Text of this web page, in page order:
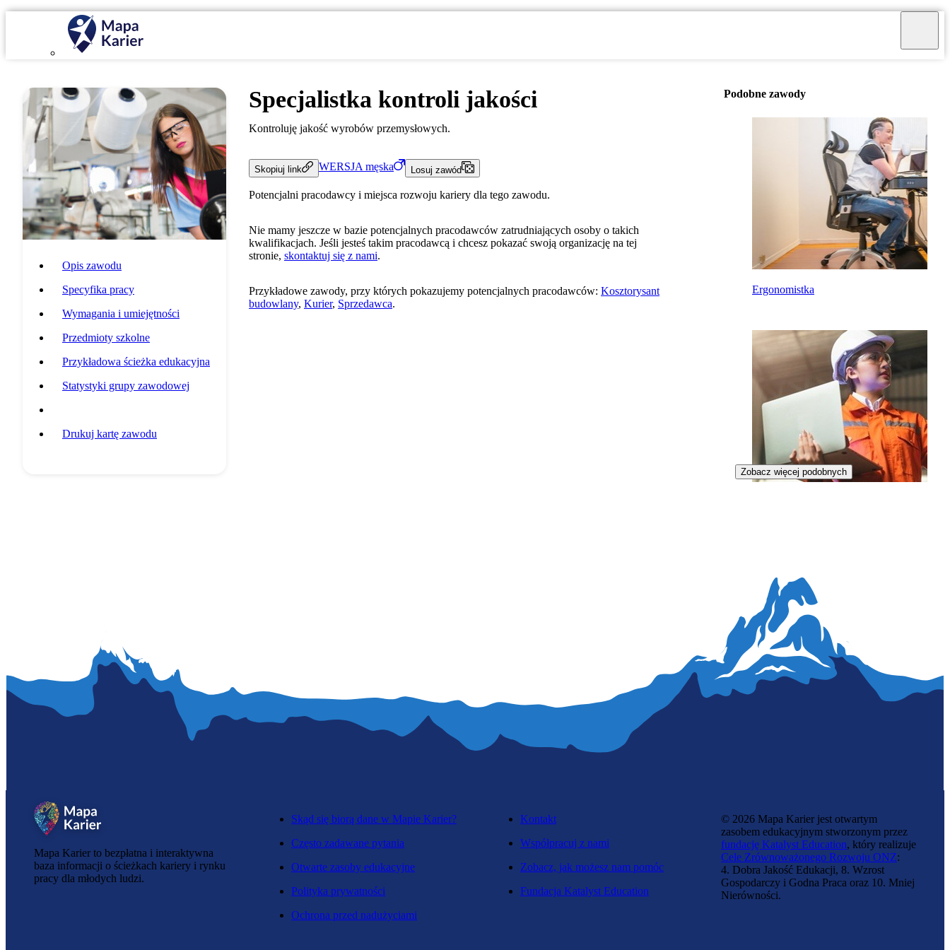
Opis zawodu
Specyfika pracy
Wymagania i umiejętności
Przedmioty szkolne
Przykładowa ścieżka edukacyjna
Statystyki grupy zawodowej
Drukuj kartę zawodu
Specjalistka kontroli jakości
Kontroluję jakość wyrobów przemysłowych.
Skopiuj link WERSJA męska Losuj zawód
Potencjalni pracodawcy i miejsca rozwoju kariery dla tego zawodu.
Nie mamy jeszcze w bazie potencjalnych pracodawców zatrudniających osoby o takich
kwalifikacjach. Jeśli jesteś takim pracodawcą i chcesz pokazać swoją organizację na tej
stronie, skontaktuj się z nami.
Przykładowe zawody, przy których pokazujemy potencjalnych pracodawców: Kosztorysant
budowlany, Kurier, Sprzedawca.
Podobne zawody
Ergonomistka
Zobacz więcej podobnych
Mapa Karier to bezpłatna i interaktywna
baza informacji o ścieżkach kariery i rynku
pracy dla młodych ludzi.
Skąd się biorą dane w Mapie Karier?
Często zadawane pytania
Otwarte zasoby edukacyjne
Polityka prywatności
Ochrona przed nadużyciami
Kontakt
Współpracuj z nami
Zobacz, jak możesz nam pomóc
Fundacja Katalyst Education
© 2026 Mapa Karier jest otwartym
zasobem edukacyjnym stworzonym przez
fundację Katalyst Education, który realizuje
Cele Zrównoważonego Rozwoju ONZ:
4. Dobra Jakość Edukacji, 8. Wzrost
Gospodarczy i Godna Praca oraz 10. Mniej
Nierówności.